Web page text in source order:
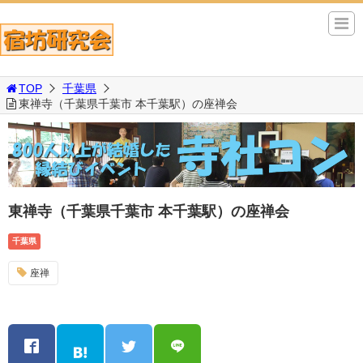
TOP
千葉県
東禅寺（千葉県千葉市 本千葉駅）の座禅会
東禅寺（千葉県千葉市 本千葉駅）の座禅会
千葉県
座禅